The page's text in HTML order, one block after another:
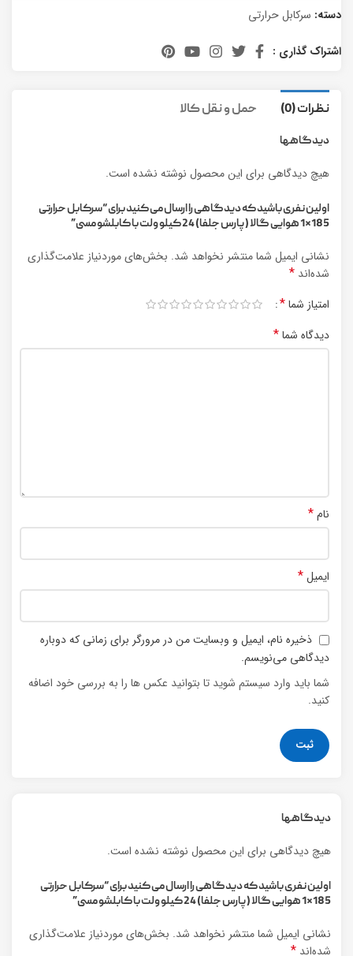
دسته: سرکابل حرارتی
اشتراک گذاری :
نظرات (0) حمل و نقل کالا
دیدگاهها
هیچ دیدگاهی برای این محصول نوشته نشده است.
اولین نفری باشید که دیدگاهی را ارسال می کنید برای “سرکابل حرارتی
185*1 هوایی گالا (پارس جلفا) 24 کیلو ولت با کابلشو مسی”
نشانی ایمیل شما منتشر نخواهد شد. بخش‌های موردنیاز علامت‌گذاری
شده‌اند *
امتیاز شما*
دیدگاه شما*
نام*
ایمیل*
ذخیره نام، ایمیل و وبسایت من در مرورگر برای زمانی که دوباره
دیدگاهی می‌نویسم.
شما باید وارد سیستم شوید تا بتوانید عکس ها را به بررسی خود اضافه
کنید.
دیدگاهها
هیچ دیدگاهی برای این محصول نوشته نشده است.
اولین نفری باشید که دیدگاهی را ارسال می کنید برای “سرکابل حرارتی
185*1 هوایی گالا (پارس جلفا) 24 کیلو ولت با کابلشو مسی”
نشانی ایمیل شما منتشر نخواهد شد. بخش‌های موردنیاز علامت‌گذاری
شده‌اند *